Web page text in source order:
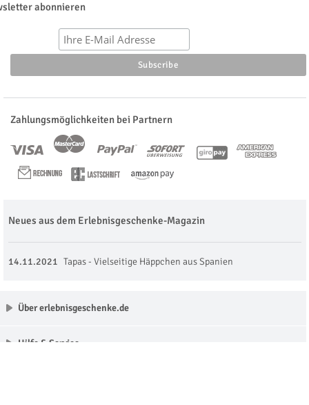
abonnieren
Zahlungsmöglichkeiten bei Partnern
Neues aus dem Erlebnisgeschenke-Magazin
14.11.2021 Tapas - Vielseitige Häppchen aus Spanien
Über erlebnisgeschenke.de
Hilfe & Service